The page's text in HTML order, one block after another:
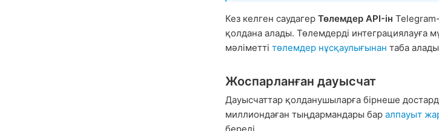
Кез келген саудагер Төлемдер API-ін
қолдана алады. Төлемдерді интеграциялауға
мәліметті төлемдер нұсқаулығынан таба
Жоспарланған дауысчат
Дауысчаттар қолданушыларға бірнеше
миллиондаған тыңдармандары бар алпауыт
береді.